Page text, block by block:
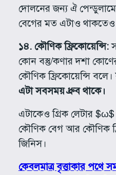
দোলনের জন্য ঐ
বেগের মত এটাও থাকতেও
১৪. কৌণিক ফ্রিকোয়েন্সি:
কোন বস্তু/কণার দশা
কৌণিক ফ্রিকোয়েন্সি বলে।
এটা সবসময় ধ্রুব থাকে।
এটাকেও গ্রিক লেটার $ω$
কৌণিক বেগ আর কৌণিক
জিনিস।
কেবলমাত্র বৃত্তাকার পথে